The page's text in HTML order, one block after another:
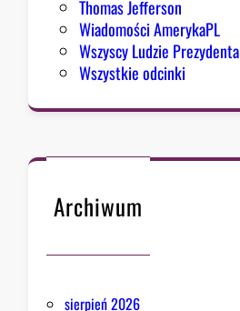
Thomas Jefferson
Wiadomości AmerykaPL
Wszyscy Ludzie Prezydenta
Wszystkie odcinki
Archiwum
sierpień 2026